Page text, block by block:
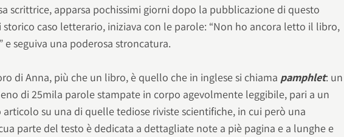
scrittrice, apparsa pochissimi giorni dopo la pubblicazione di questo
storico caso letterario, iniziava con le parole: “Non ho ancora letto il libro,
e seguiva una poderosa stroncatura.
di Anna, più che un libro, è quello che in inglese si chiama pamphlet: un
di 25mila parole stampate in corpo agevolmente leggibile, pari a un
articolo su una di quelle tediose riviste scientifiche, in cui però una
parte del testo è dedicata a dettagliate note a piè pagina e a lunghe e